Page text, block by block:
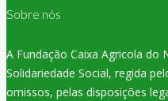
Sobre nós
A Fundação Caixa Agricola do
Solidariedade Social, regida
omissos, pelas disposições